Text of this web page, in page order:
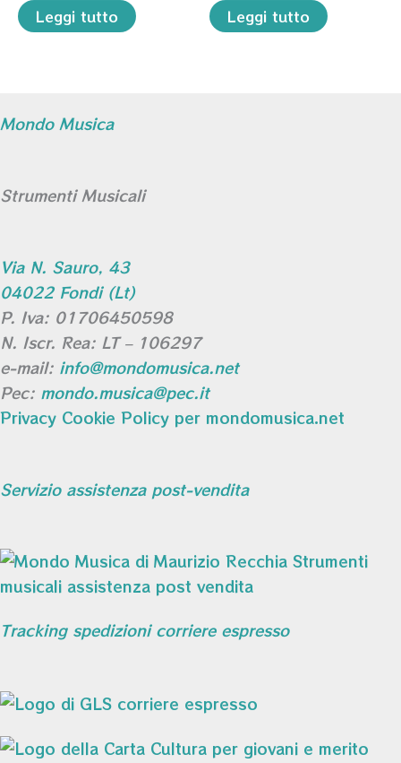
Leggi tutto Leggi tutto
Mondo Musica
Strumenti Musicali
Via N. Sauro, 43
04022 Fondi (Lt)
P. Iva: 01706450598
N. Iscr. Rea: LT – 106297
e-mail: info@mondomusica.net
Pec: mondo.musica@pec.it
Privacy Cookie Policy per mondomusica.net
Servizio assistenza post-vendita
Tracking spedizioni corriere espresso